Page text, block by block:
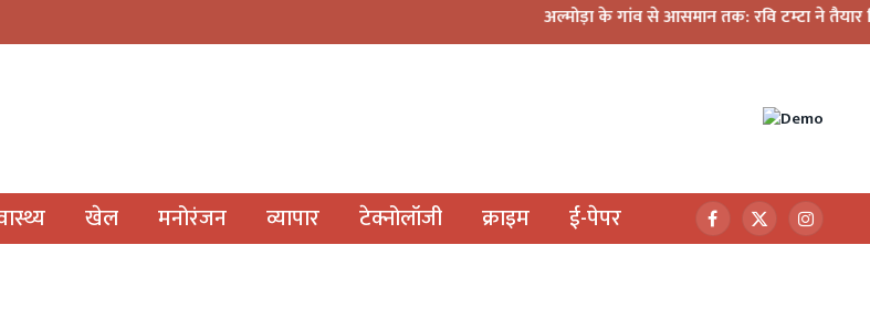
अल्मोड़ा के गांव से आसमान तक: रवि टम्टा ने तैयार किया
खेल मनोरंजन व्यापार टेक्नोलॉजी क्राइम ई-पेपर Facebook
X
(Twitter)